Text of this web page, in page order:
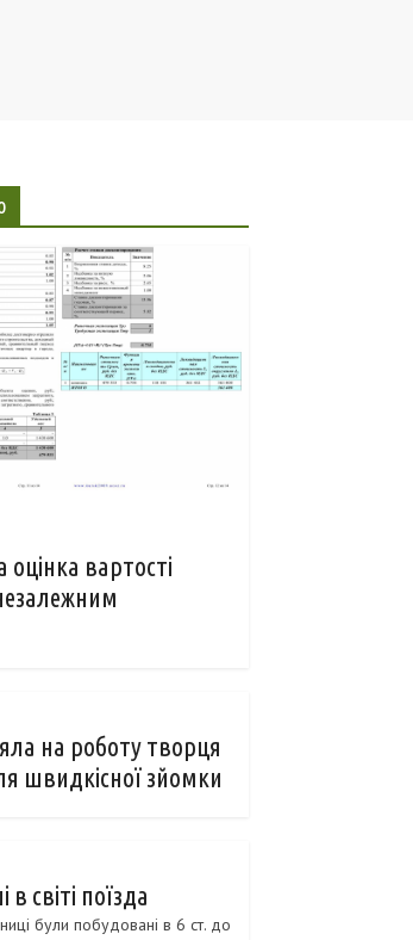
оцінка вартості
на роботу творця
швидкісної зйомки
світі поїзда
були побудовані в 6 ст. до